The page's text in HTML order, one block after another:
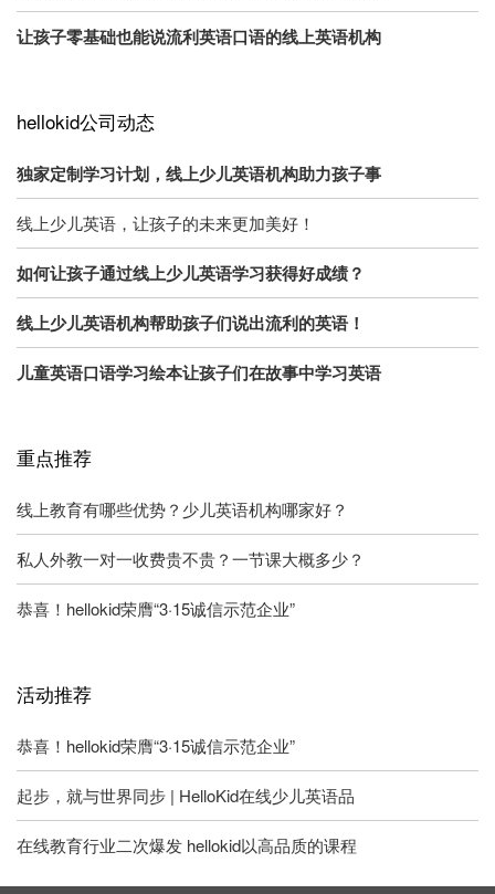
让孩子零基础也能说流利英语口语的线上英语机构
hellokid公司动态
独家定制学习计划，线上少儿英语机构助力孩子事
线上少儿英语，让孩子的未来更加美好！
如何让孩子通过线上少儿英语学习获得好成绩？
线上少儿英语机构帮助孩子们说出流利的英语！
儿童英语口语学习绘本让孩子们在故事中学习英语
重点推荐
线上教育有哪些优势？少儿英语机构哪家好？
私人外教一对一收费贵不贵？一节课大概多少？
恭喜！hellokid荣膺“3·15诚信示范企业”
活动推荐
恭喜！hellokid荣膺“3·15诚信示范企业”
起步，就与世界同步 | HelloKid在线少儿英语品
在线教育行业二次爆发 hellokid以高品质的课程